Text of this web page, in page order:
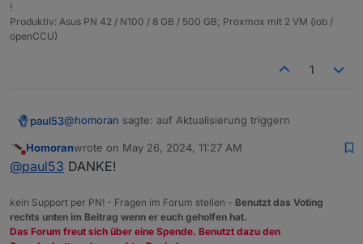
hatte es hier irgendwo im Forum gesehen, da
!
Produktiv: Asus PN 42 / N100 / 8 GB / 500 GB; Proxmox mit 2 VM (iob /
openCCU)
1
paul53@homoran sagte: auf Aktualisierung triggern
Auf "ist wahr" funktioniert auch. Reagiert ebenfalls auf
Aktualisierung des Zeitstempels ohne Wertänderung.
Do not disturb
Homoranwrote on May 26, 2024, 11:27 AM
last edited by
@paul53 DANKE!
kein Support per PN! - Fragen im Forum stellen - Benutzt das Voting
rechts unten im Beitrag wenn er euch geholfen hat.
Das Forum freut sich über eine Spende. Benutzt dazu den